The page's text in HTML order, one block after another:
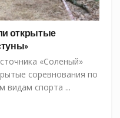
открытые
«Соленый»
соревнования по
видам спорта ...